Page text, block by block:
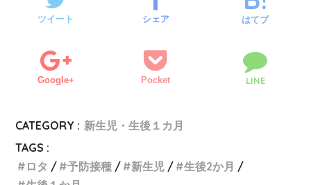
ツイート シェア はてブ
Google+ Pocket LINE
CATEGORY : 新生児・生後１カ月
TAGS :
ロタ
予防接種 新生児
生後2か月